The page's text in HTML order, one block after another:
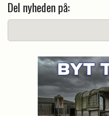
Del nyheden på: